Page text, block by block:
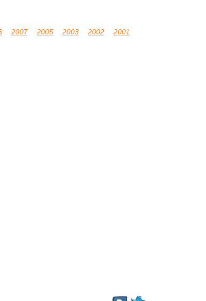
2007 2005 2003 2002 2001